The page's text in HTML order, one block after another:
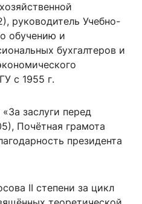
руководитель Учебно-
обучению и
бухгалтеров и
с 1955 г.
заслуги перед
Почётная грамота
президента
II степени за цикл